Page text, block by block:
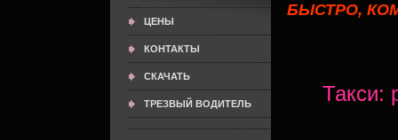
ЦЕНЫ
КОНТАКТЫ
СКАЧАТЬ
ТРЕЗВЫЙ ВОДИТЕЛЬ
БЫСТРО,
Такси: